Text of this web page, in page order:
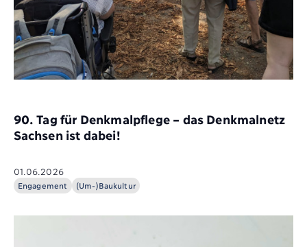
90. Tag für Denkmalpflege – das Denkmalnetz
Sachsen ist dabei!
01.06.2026
Engagement (Um-)Baukultur